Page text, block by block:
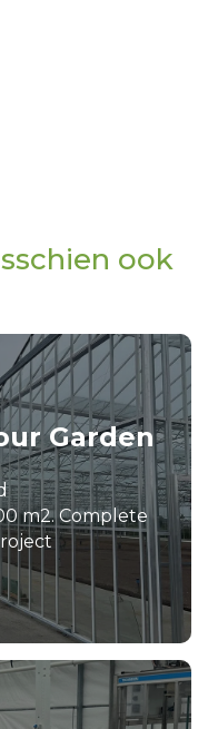
ook
Garden
m2. Complete